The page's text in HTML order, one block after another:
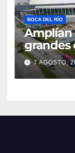
BOCA DEL RÍO
Amplían
grandes
7 AGOSTO,